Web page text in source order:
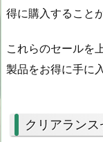
得に購入すること
これらのセールを
製品をお得に手に
クリアラン